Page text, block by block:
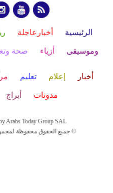
الرئيسية أخبارعاجلة
وموسيقى أزياء صحة
أخبار إعلام تعليم
مدونات أبراج
Arabs Today Group SAL
جميع الحقوق محفوظة لمجموعة العرب اليوم الاعلامية 2025 ©